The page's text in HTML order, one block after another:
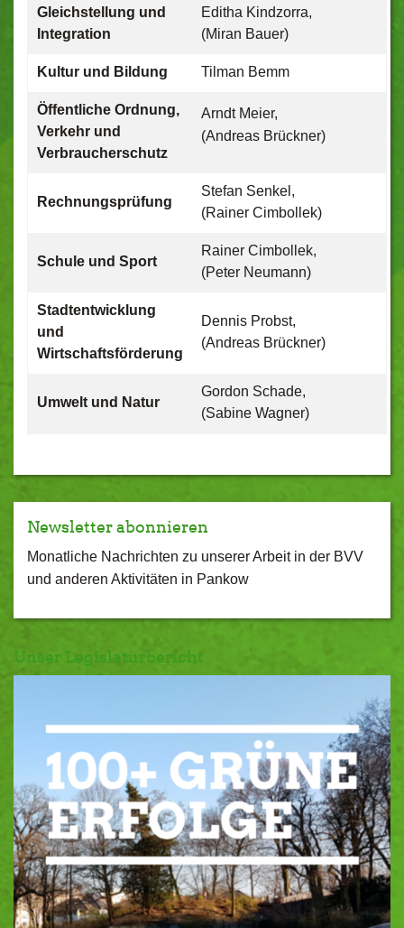
Gleichstellung und
Integration
Editha Kindzorra,
(Miran Bauer)
Kultur und Bildung Tilman Bemm
Öffentliche Ordnung,
Verkehr und
Verbraucherschutz
Arndt Meier,
(Andreas Brückner)
Rechnungsprüfung
Stefan Senkel,
(Rainer Cimbollek)
Schule und Sport
Rainer Cimbollek,
(Peter Neumann)
Stadtentwicklung
und
Wirtschaftsförderung
Dennis Probst,
(Andreas Brückner)
Umwelt und Natur
Gordon Schade,
(Sabine Wagner)
Newsletter abonnieren
Monatliche Nachrichten zu unserer Arbeit in der BVV
und anderen Aktivitäten in Pankow
Unser Legislaturbericht